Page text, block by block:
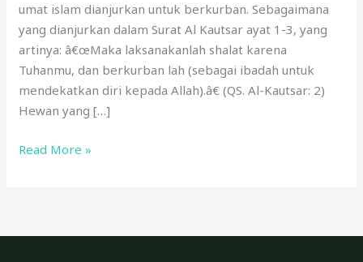
umat islam dianjurkan untuk berkurban. Sebagaimana
yang dianjurkan dalam Surat Al Kautsar ayat 1-3, yang
artinya: â€œMaka laksanakanlah shalat karena
Tuhanmu, dan berkurban lah (sebagai ibadah untuk
mendekatkan diri kepada Allah).â€ (QS. Al-Kautsar: 2)
Hewan yang […]
Read More »